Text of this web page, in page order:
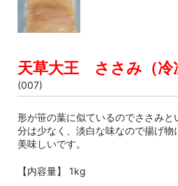
天草大王 ささみ（冷
(007)
形が笹の葉に似ているのでささみ
分は少なく、淡白な味なので揚げ物
美味しいです。
【内容量】 1kg